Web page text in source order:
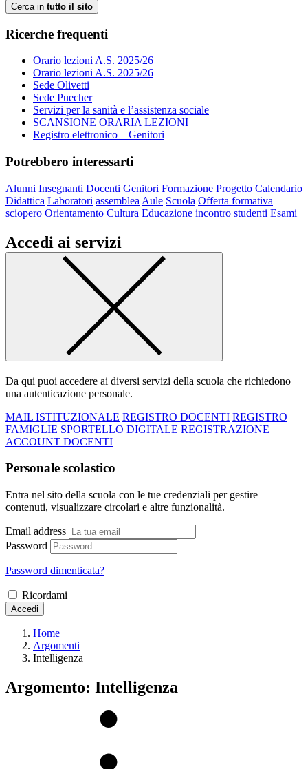
Cerca in tutto il sito
Ricerche frequenti
Orario lezioni A.S. 2025/26
Orario lezioni A.S. 2025/26
Sede Olivetti
Sede Puecher
Servizi per la sanità e l’assistenza sociale
SCANSIONE ORARIA LEZIONI
Registro elettronico – Genitori
Potrebbero interessarti
Alunni Insegnanti Docenti Genitori Formazione Progetto Calendario
Didattica Laboratori assemblea Aule Scuola Offerta formativa
sciopero Orientamento Cultura Educazione incontro studenti Esami
Accedi ai servizi
Da qui puoi accedere ai diversi servizi della scuola che richiedono
una autenticazione personale.
MAIL ISTITUZIONALE REGISTRO DOCENTI REGISTRO
FAMIGLIE SPORTELLO DIGITALE REGISTRAZIONE
ACCOUNT DOCENTI
Personale scolastico
Entra nel sito della scuola con le tue credenziali per gestire
contenuti, visualizzare circolari e altre funzionalità.
Email address
Password
Password dimenticata?
Ricordami
Accedi
Home
Argomenti
Intelligenza
Argomento: Intelligenza